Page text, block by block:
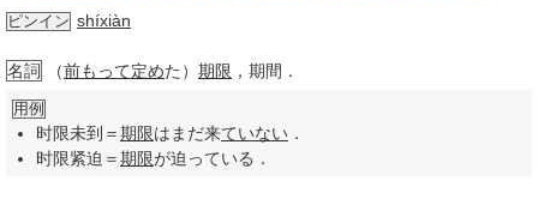
ピンイン shíxiàn
名詞 （前もって定めた） 期限 ，期間．
用例
时限未到＝期限はまだ来ていない ．
时限紧迫＝期限が迫っている．